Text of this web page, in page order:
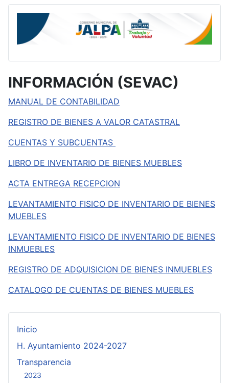
INFORMACIÓN (SEVAC)
MANUAL DE CONTABILIDAD
REGISTRO DE BIENES A VALOR CATASTRAL
CUENTAS Y SUBCUENTAS
LIBRO DE INVENTARIO DE BIENES MUEBLES
ACTA ENTREGA RECEPCION
LEVANTAMIENTO FISICO DE INVENTARIO DE BIENES
MUEBLES
LEVANTAMIENTO FISICO DE INVENTARIO DE BIENES
INMUEBLES
REGISTRO DE ADQUISICION DE BIENES INMUEBLES
CATALOGO DE CUENTAS DE BIENES MUEBLES
Inicio
H. Ayuntamiento 2024-2027
Transparencia
2023